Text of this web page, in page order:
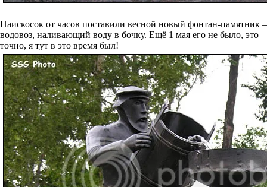
Наискосок от часов поставили весной новый фонтан-памятник –
водовоз, наливающий воду в бочку. Ещё 1 мая его не было, это
точно, я тут в это время был!